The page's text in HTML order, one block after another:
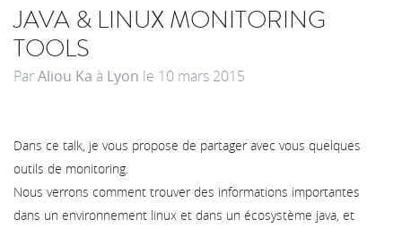
JAVA & LINUX MONITORING
TOOLS
ParAliou Ka à Lyon le 10 mars 2015
Dans ce talk, je vous propose de partager avec vous quelques
outils de monitoring.
Nous verrons comment trouver des informations importantes
dans un environnement linux et dans un écosystème java, et